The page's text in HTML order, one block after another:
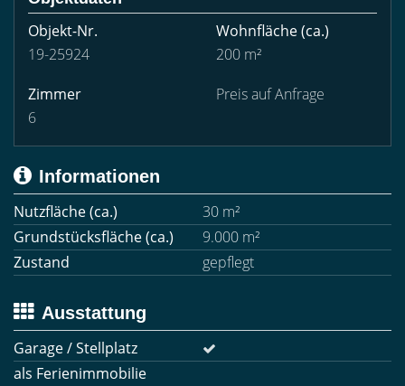
Objekt-Nr.
19-25924
Wohnfläche(ca.)
200 m²
Zimmer
6
Preis auf Anfrage
Informationen
Nutzfläche (ca.)
30 m²
Grundstücksfläche (ca.)
9.000 m²
Zustand
gepflegt
Ausstattung
Garage / Stellplatz
als Ferienimmobilie